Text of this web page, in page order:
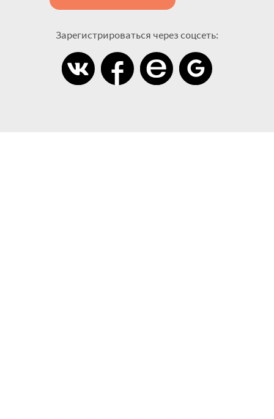
Зарегистрироваться через соцсеть: